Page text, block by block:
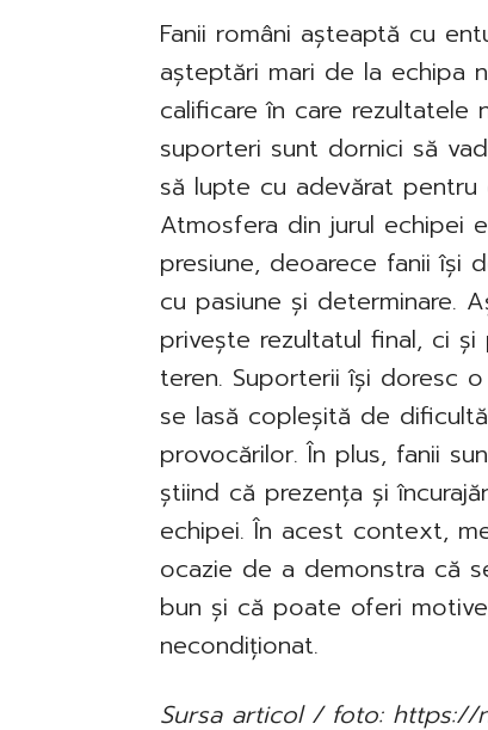
Fanii români așteaptă cu
așteptări mari de la echipa
calificare în care
suporteri sunt dornici să
să lupte cu adevărat pentru
Atmosfera din jurul echipei
presiune, deoarece fanii își
cu pasiune și determinare.
privește rezultatul final, ci
teren. Suporterii își doresc
se lasă copleșită de
provocărilor. În plus, fanii
știind că prezența și
echipei. În acest context,
ocazie de a demonstra că
bun și că poate oferi
necondiționat.
Sursa articol / foto: https://